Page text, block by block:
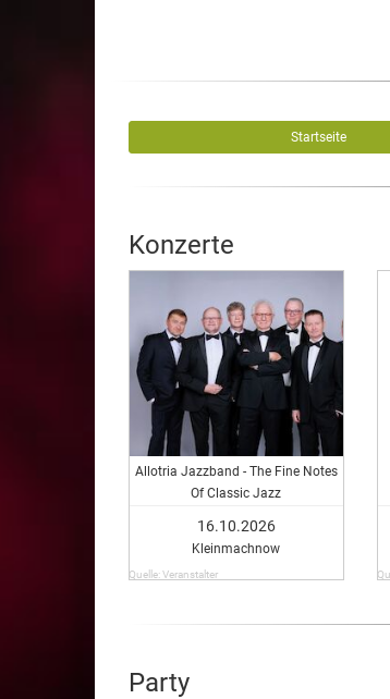
Startseite
Konzerte
Allotria Jazzband - The Fine Notes
Of Classic Jazz
16.10.2026
Kleinmachnow
Quelle: Veranstalter
Party